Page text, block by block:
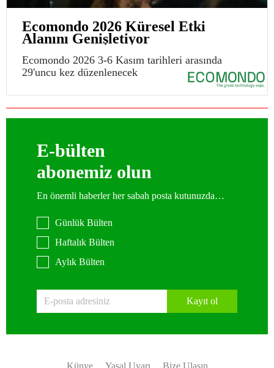
Ecomondo 2026 Küresel Etki
Alanını Genişletiyor
Ecomondo 2026 3-6 Kasım tarihleri arasında
29'uncu kez düzenlenecek
E-bülten
abonemiz olun
En önemli haberler her sabah posta kutunuzda…
Günlük Bülten
Haftalık Bülten
Aylık Bülten
Kayıt ol
Künye Yasal Uyarı Bize Ulaşın